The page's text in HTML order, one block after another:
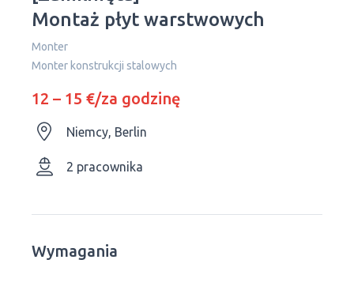
Montaż płyt warstwowych
Monter
Monter konstrukcji stalowych
12 – 15 €/za godzinę
Niemcy, Berlin
2 pracownika
Wymagania